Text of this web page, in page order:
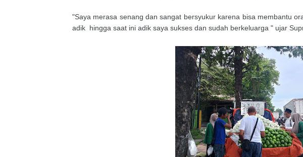
"Saya merasa senang dan sangat bersyukur karena bisa membantu
adik hingga saat ini adik saya sukses dan sudah berkeluarga " ujar